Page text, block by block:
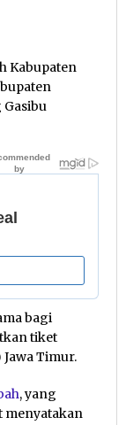
Kabupaten
Gasibu
bagi
tiket
Timur.
, yang
menyatakan